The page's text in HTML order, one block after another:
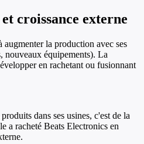
croissance externe
augmenter la production avec ses
nouveaux équipements). La
en rachetant ou fusionnant
dans ses usines, c'est de la
a racheté Beats Electronics en